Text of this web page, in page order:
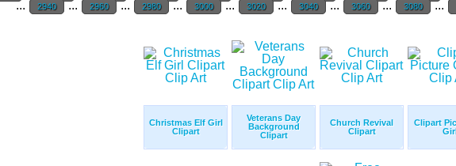
... 2940 ... 2960 ... 2980 ... 3000 ... 3020 ... 3040 ... 3060 ... 3080 ...
Christmas Elf Girl
Clipart
Veterans Day
Background
Clipart
Church Revival
Clipart
Clipart